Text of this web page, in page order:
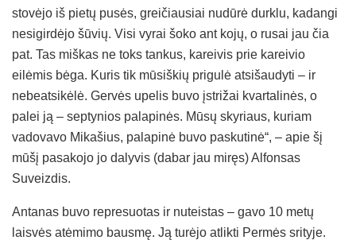
stovėjo iš pietų pusės, greičiausiai nudūrė durklu, kadangi
nesigirdėjo šūvių. Visi vyrai šoko ant kojų, o rusai jau čia
pat. Tas miškas ne toks tankus, kareivis prie kareivio
eilėmis bėga. Kuris tik mūsiškių prigulė atsišaudyti – ir
nebeatsikėlė. Gervės upelis buvo įstrižai kvartalinės, o
palei ją – septynios palapinės. Mūsų skyriaus, kuriam
vadovavo Mikašius, palapinė buvo paskutinė“, – apie šį
mūšį pasakojo jo dalyvis (dabar jau miręs) Alfonsas
Suveizdis.
Antanas buvo represuotas ir nuteistas – gavo 10 metų
laisvės atėmimo bausmę. Ją turėjo atlikti Permės srityje.